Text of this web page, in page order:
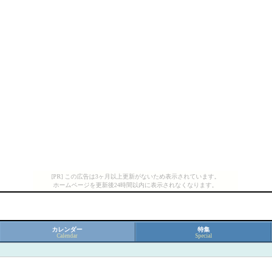
[PR] この広告は3ヶ月以上更新がないため表示されています。
ホームページを更新後24時間以内に表示されなくなります。
カレンダー
Calendar
特集
Special